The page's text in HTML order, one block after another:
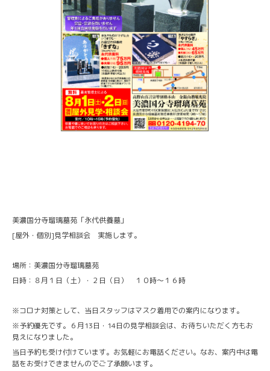
美濃国分寺瑠璃墓苑「永代供養墓」
[屋外・個別]見学相談会 実施します。
場所：美濃国分寺瑠璃墓苑
日時：８月１日（土）・２日（日） １０時～１６時
※コロナ対策として、当日スタッフはマスク着用での案内になります。
※予約優先です。６月13日・14日の見学相談会は、お待ちいただく方もお
見えになりました。
当日予約も受け付けています。お気軽にお電話ください。なお、案内中は電
話をお受けできませんのでご了承願います。